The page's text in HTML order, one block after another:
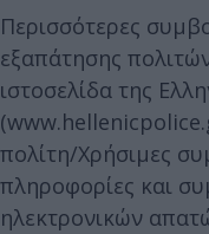
Περισσότερες
εξαπάτησης
ιστοσελίδα της
πολίτη/Χρήσιμες
πληροφορίες και
ηλεκτρονικών